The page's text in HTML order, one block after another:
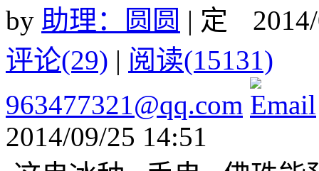
by 助理：圆圆 |
评论(29) | 阅读(15131)
963477321@qq.com
2014/09/25 14:51